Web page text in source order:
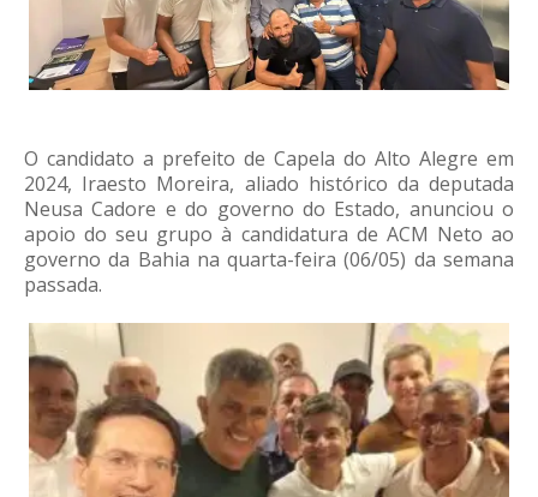
O candidato a prefeito de Capela do Alto Alegre em
2024, Iraesto Moreira, aliado histórico da deputada
Neusa Cadore e do governo do Estado, anunciou o
apoio do seu grupo à candidatura de ACM Neto ao
governo da Bahia na quarta-feira (06/05) da semana
passada.